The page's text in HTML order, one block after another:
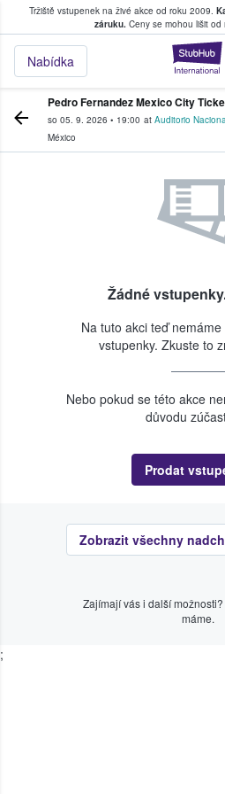
Tržiště vstupenek na živé akce od roku 2009.
záruku.Ceny se mohou lišit od
Nabídka
kde fanoušci kupují a
Pedro Fernandez Mexico City
so 05. 9. 2026 • 19:00 at Auditorio
México
Žádné
Na tuto akci teď
vstupenky. Zkuste to
Nebo pokud se této akce
důvodu
Prodat
Zobrazit všechny
Zajímají vás i další
máme.
;